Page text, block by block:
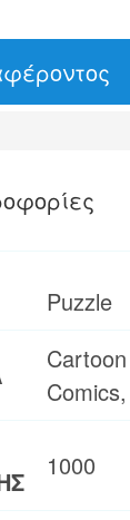
Puzzle
1000